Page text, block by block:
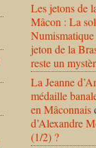
Les jetons de
Mâcon : La
jeton de la
reste un
La Jeanne
médaille
en Mâconnais
d’Alexandre
(1/2) ?